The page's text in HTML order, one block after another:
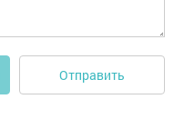
Отправить